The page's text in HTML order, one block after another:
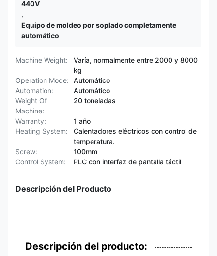
440V
,
Equipo de moldeo por soplado completamente
automático
Machine Weight:
Varía, normalmente entre 2000 y 8000
kg
Operation Mode:
Automático
Automation:
Automático
Weight Of
Machine:
20 toneladas
Warranty:
1 año
Heating System:
Calentadores eléctricos con control de
temperatura.
Screw:
100mm
Control System:
PLC con interfaz de pantalla táctil
Descripción del Producto
Descripción del producto: